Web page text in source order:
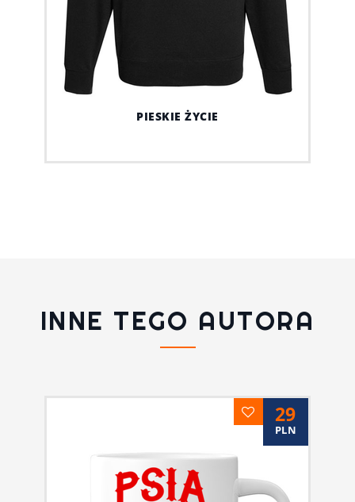
PIESKIE ŻYCIE
INNE TEGO AUTORA
29
PLN